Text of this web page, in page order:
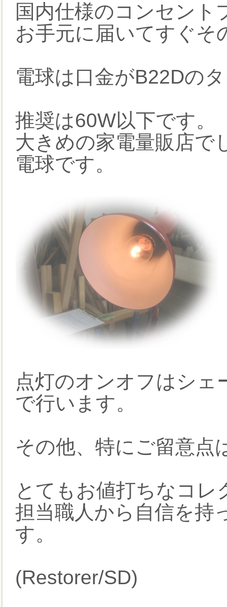
国内仕様のコンセント
お手元に届いてすぐそ
電球は口金がB22Dの
推奨は60W以下です。
大きめの家電量販店で
電球です。
点灯のオンオフはシ
で行います。
その他、特にご留意点
とてもお値打ちなコ
担当職人から自信を持
す。
(Restorer/SD)